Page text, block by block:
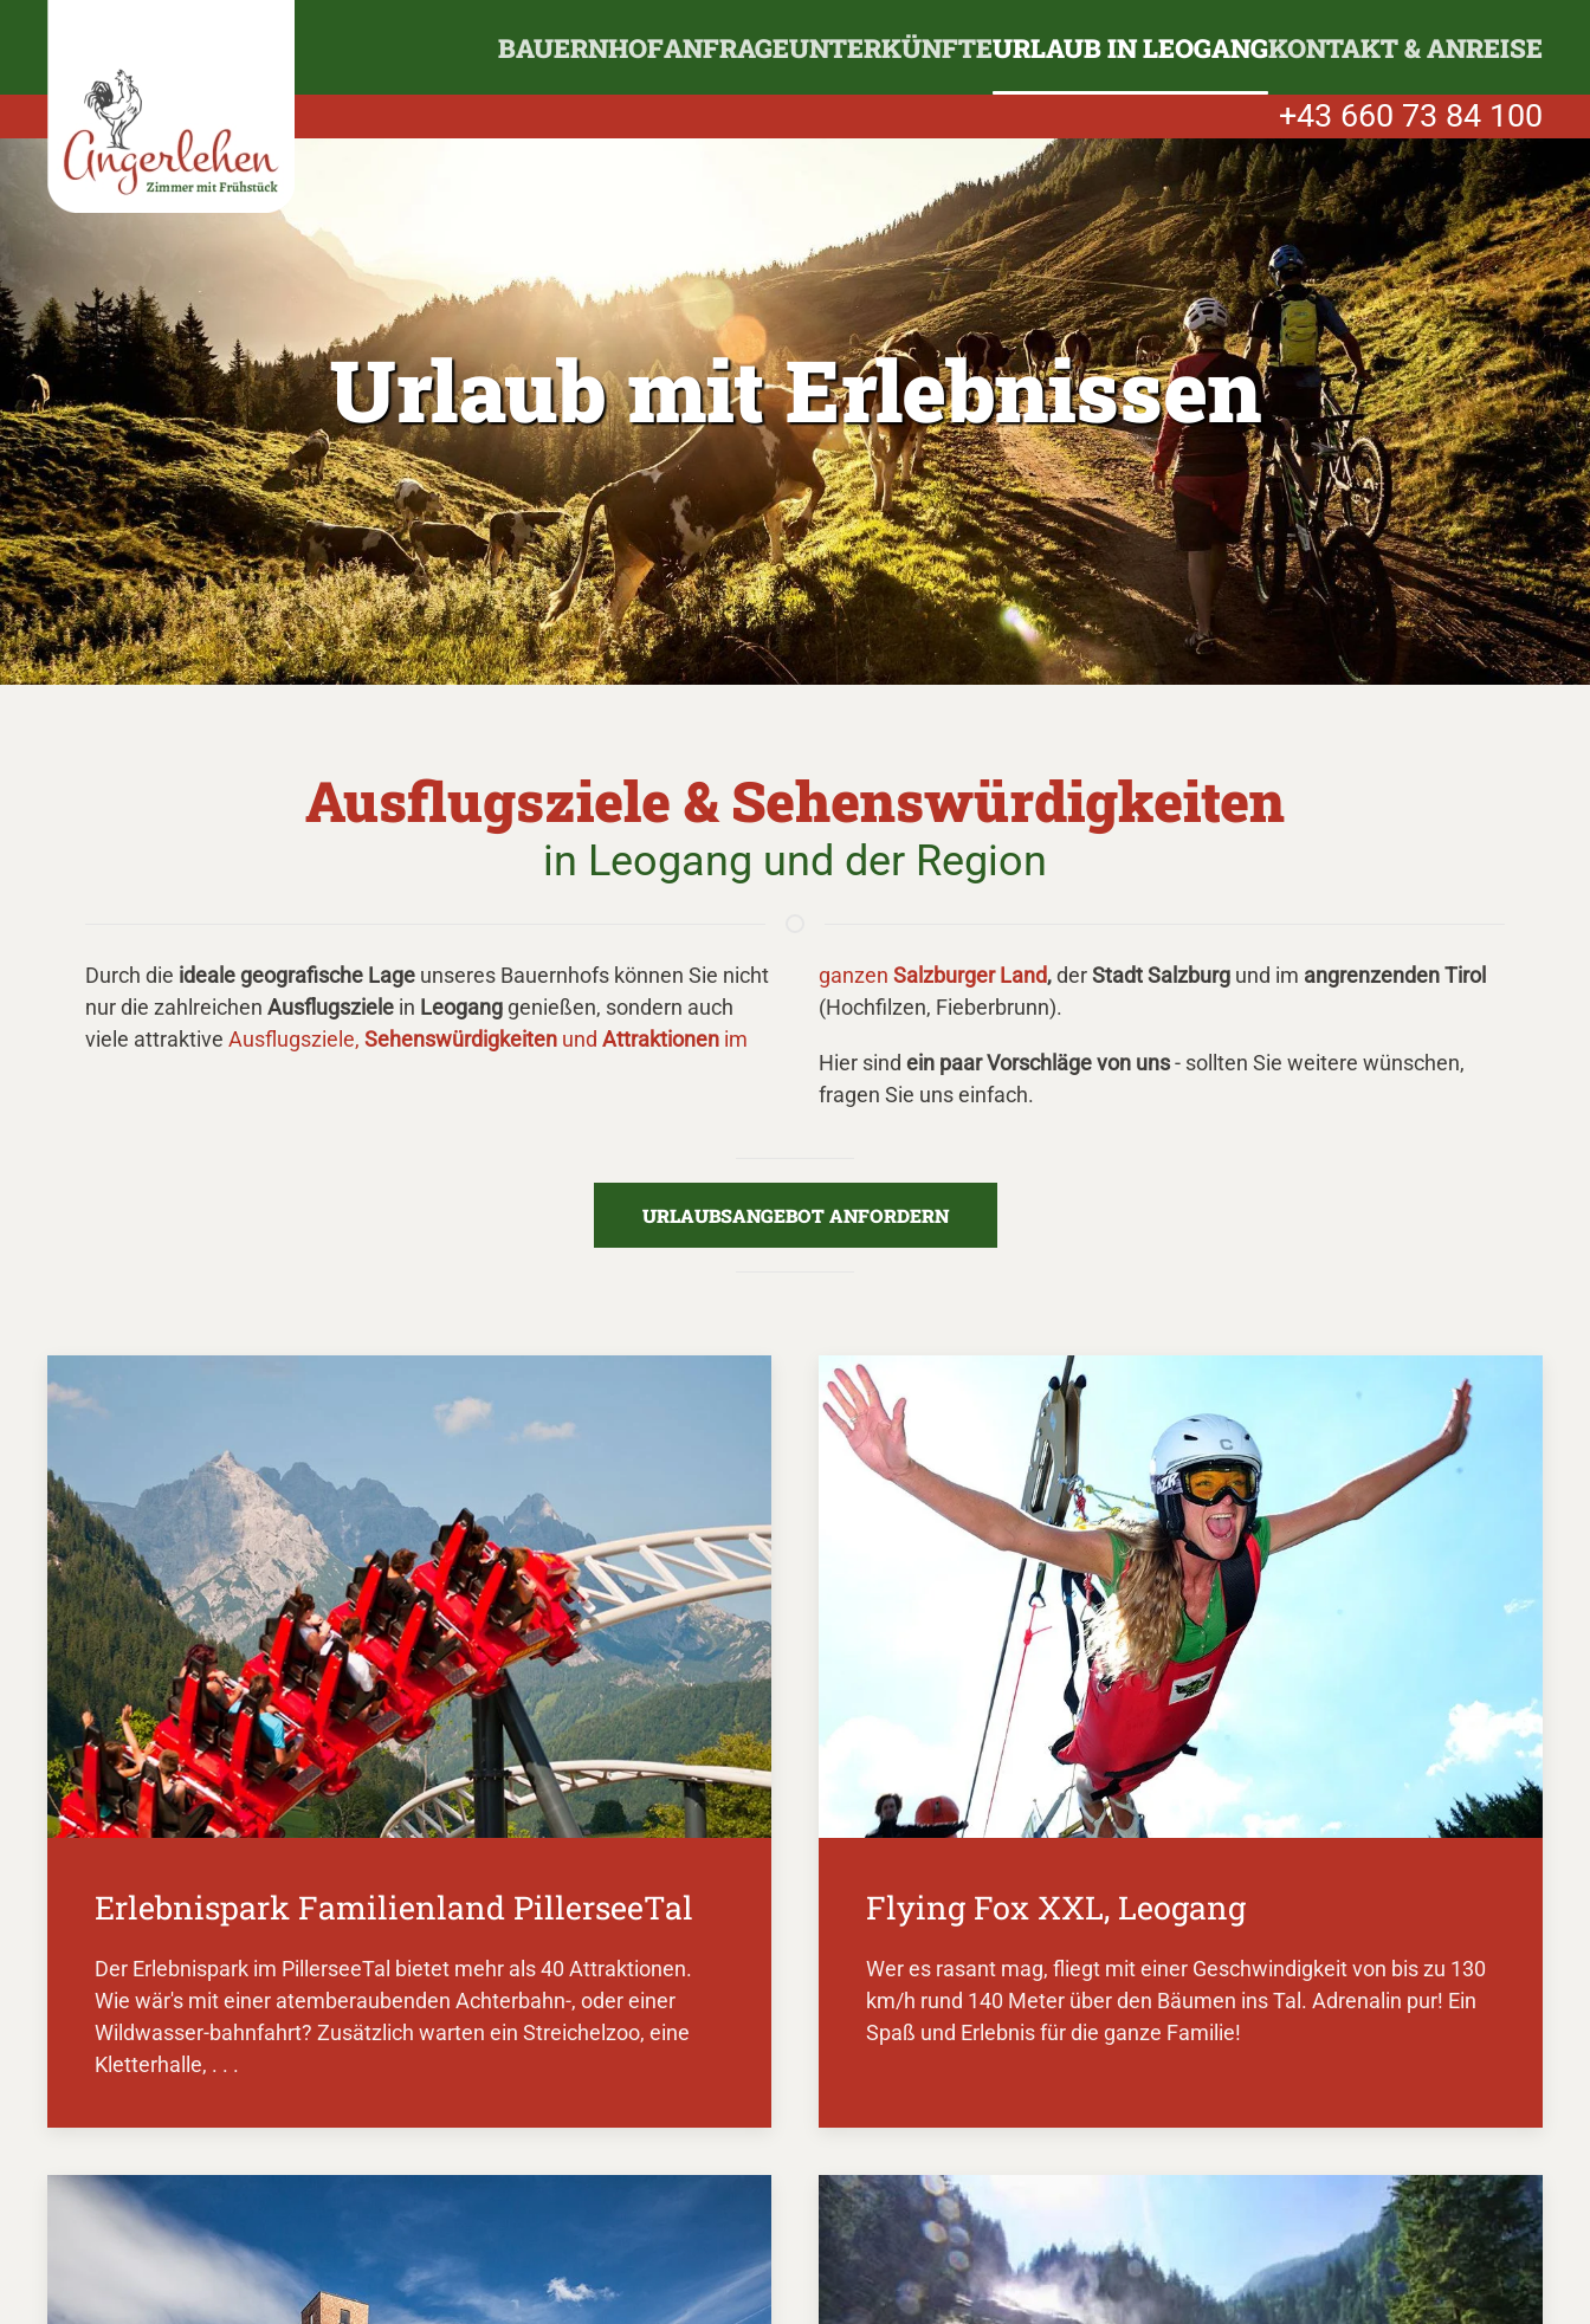
Zum Hauptinhalt springen
BAUERNHOFANFRAGEUNTERKÜNFTEURLAUB IN LEOGANGKONTAKT & ANREISE
Urlaub mit Erlebnissen
Ausflugsziele & Sehenswürdigkeiten
in Leogang und der Region
Durch die ideale geografische Lage unseres Bauernhofs können Sie nicht
nur die zahlreichen Ausflugsziele in Leogang genießen, sondern auch
viele attraktive Ausflugsziele, Sehenswürdigkeiten und Attraktionen im
ganzen Salzburger Land,derStadt Salzburg und im angrenzenden Tirol
(Hochfilzen, Fieberbrunn).
Hier sind ein paar Vorschläge von uns- sollten Sie weitere wünschen,
fragen Sie uns einfach.
URLAUBSANGEBOT ANFORDERN
Erlebnispark Familienland PillerseeTal
Der Erlebnispark im PillerseeTal bietet mehr als 40 Attraktionen.
Wie wär's mit einer atemberaubenden Achterbahn-, oder einer
Wildwasser-bahnfahrt? Zusätzlich warten ein Streichelzoo, eine
Kletterhalle, . . .
Flying Fox XXL, Leogang
Wer es rasant mag, fliegt mit einer Geschwindigkeit von bis zu 130
km/h rund 140 Meter über den Bäumen ins Tal. Adrenalin pur! Ein
Spaß und Erlebnis für die ganze Familie!
+43 660 73 84 100